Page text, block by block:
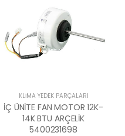
KLİMA YEDEK PARÇALARI
İÇ ÜNİTE FAN MOTOR 12K-
14K BTU ARÇELİK
5400231698